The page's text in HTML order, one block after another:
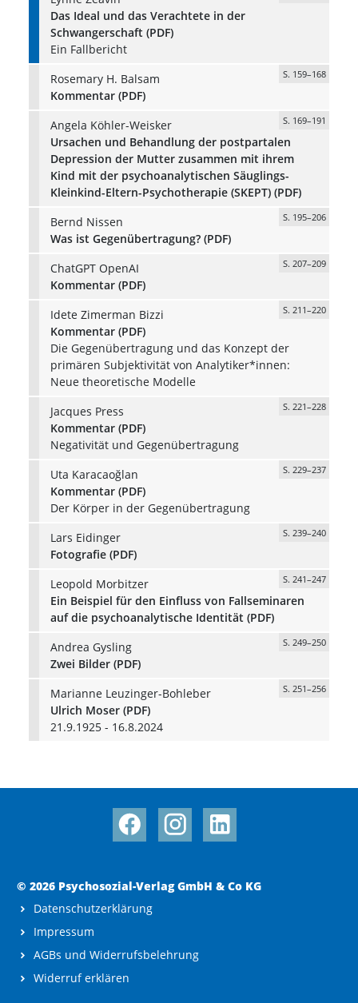
Das Ideal und das Verachtete in der
Schwangerschaft (PDF)
Ein Fallbericht
Rosemary H. Balsam
S. 159–168
Kommentar (PDF)
Angela Köhler-Weisker
S. 169–191
Ursachen und Behandlung der postpartalen
Depression der Mutter zusammen mit ihrem
Kind mit der psychoanalytischen Säuglings-
Kleinkind-Eltern-Psychotherapie (SKEPT) (PDF)
Bernd Nissen
S. 195–206
Was ist Gegenübertragung? (PDF)
ChatGPT OpenAI
S. 207–209
Kommentar (PDF)
Idete Zimerman Bizzi
S. 211–220
Kommentar (PDF)
Die Gegenübertragung und das Konzept der
primären Subjektivität von Analytiker*innen:
Neue theoretische Modelle
Jacques Press
S. 221–228
Kommentar (PDF)
Negativität und Gegenübertragung
Uta Karacaoğlan
S. 229–237
Kommentar (PDF)
Der Körper in der Gegenübertragung
Lars Eidinger
S. 239–240
Fotografie (PDF)
Leopold Morbitzer
S. 241–247
Ein Beispiel für den Einfluss von Fallseminaren
auf die psychoanalytische Identität (PDF)
Andrea Gysling
S. 249–250
Zwei Bilder (PDF)
Marianne Leuzinger-Bohleber
S. 251–256
Ulrich Moser (PDF)
21.9.1925 - 16.8.2024
© 2026 Psychosozial-Verlag GmbH & Co KG
Datenschutzerklärung
Impressum
AGBs und Widerrufsbelehrung
Widerruf erklären